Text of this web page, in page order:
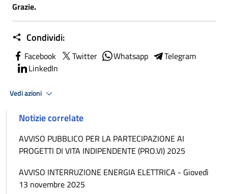
Grazie.
Condividi:
Facebook Twitter Whatsapp
Telegram
LinkedIn
Vedi azioni
Notizie correlate
AVVISO PUBBLICO PER LA PARTECIPAZIONE AI
PROGETTI DI VITA INDIPENDENTE (PRO.VI) 2025
AVVISO INTERRUZIONE ENERGIA ELETTRICA - Giovedì
13 novembre 2025